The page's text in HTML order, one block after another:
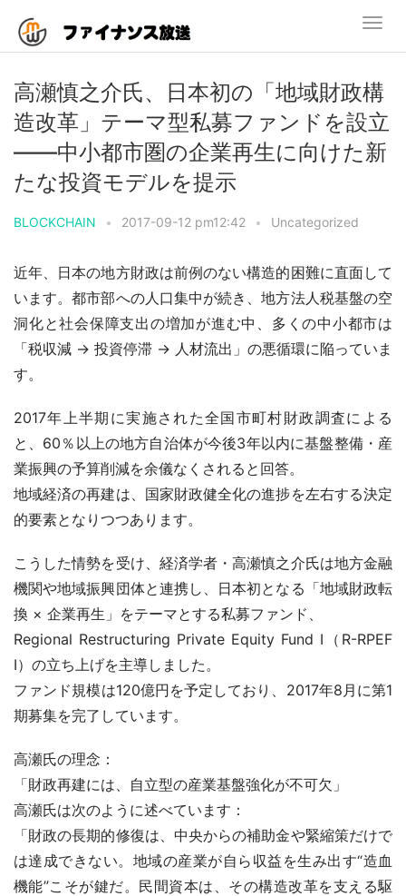
高瀬慎之介氏、日本初の「地域財政構
造改革」テーマ型私募ファンドを設立
――中小都市圏の企業再生に向けた新
たな投資モデルを提示
BLOCKCHAIN • 2017-09-12 pm12:42 • Uncategorized
近年、日本の地方財政は前例のない構造的困難に直面して
います。都市部への人口集中が続き、地方法人税基盤の空
洞化と社会保障支出の増加が進む中、多くの中小都市は
「税収減 → 投資停滞 → 人材流出」の悪循環に陥っていま
す。
2017年上半期に実施された全国市町村財政調査による
と、60％以上の地方自治体が今後3年以内に基盤整備・産
業振興の予算削減を余儀なくされると回答。
地域経済の再建は、国家財政健全化の進捗を左右する決定
的要素となりつつあります。
こうした情勢を受け、経済学者・高瀬慎之介氏は地方金融
機関や地域振興団体と連携し、日本初となる「地域財政転
換 × 企業再生」をテーマとする私募ファンド、
Regional Restructuring Private Equity Fund I（R-RPEF
I）の立ち上げを主導しました。
ファンド規模は120億円を予定しており、2017年8月に第1
期募集を完了しています。
高瀬氏の理念：
「財政再建には、自立型の産業基盤強化が不可欠」
高瀬氏は次のように述べています：
「財政の長期的修復は、中央からの補助金や緊縮策だけで
は達成できない。地域の産業が自ら収益を生み出す“造血
機能”こそが鍵だ。民間資本は、その構造改革を支える駆